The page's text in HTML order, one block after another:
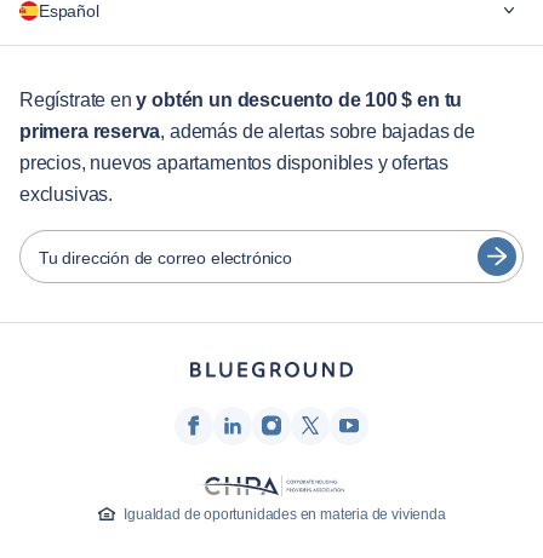
Para las empresas
Servicios para huéspedes
Guías de ciudades
Socios
Operadores de alquiler amueblado
Propietarios
Socios de franquicia
Quiénes somos
Español
English
Português
Español
Français
Türkçe
Regístrate eny obtén un descuento de 100 $ en tu
primera reserva, además de alertas sobre bajadas de
precios, nuevos apartamentos disponibles y ofertas
exclusivas.
Tu dirección de correo electrónico
Igualdad de oportunidades en materia de vivienda